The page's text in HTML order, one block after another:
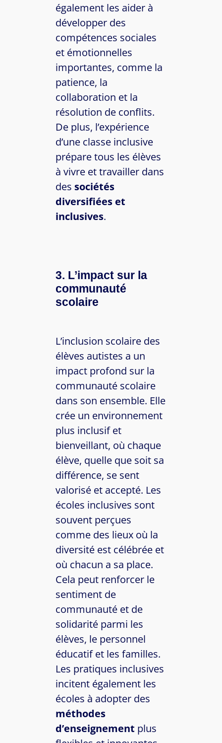
également les aider à
développer des
compétences sociales
et émotionnelles
importantes, comme la
patience, la
collaboration et la
résolution de conflits.
De plus, l’expérience
d’une classe inclusive
prépare tous les élèves
à vivre et travailler dans
des sociétés
diversifiées et
inclusives.
3. L’impact sur la
communauté
scolaire
L’inclusion scolaire des
élèves autistes a un
impact profond sur la
communauté scolaire
dans son ensemble. Elle
crée un environnement
plus inclusif et
bienveillant, où chaque
élève, quelle que soit sa
différence, se sent
valorisé et accepté. Les
écoles inclusives sont
souvent perçues
comme des lieux où la
diversité est célébrée et
où chacun a sa place.
Cela peut renforcer le
sentiment de
communauté et de
solidarité parmi les
élèves, le personnel
éducatif et les familles.
Les pratiques inclusives
incitent également les
écoles à adopter des
méthodes
d’enseignement plus